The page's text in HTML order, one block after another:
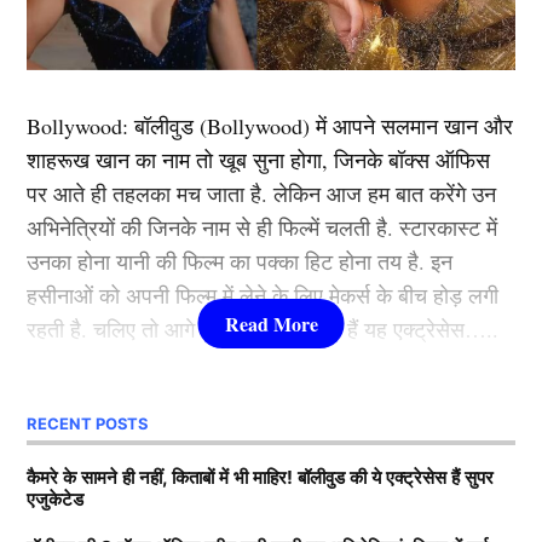
था। माना जा रहा था कि इस पारी के आधार पर ईशान को
बांग्लादेश के खिलाफ घरेलू टेस्ट सीरीज के लिए टीम इंडिया में
अली का कहना है कि ईशान के लिए ऑस्ट्रेलिया के बॉर्डर-
गावस्कर ट्रॉफी और चैंपियंस ट्रॉफी 2025 तक वापसी करना
संभव नहीं है। ऐसे में उन्हें आईपीएल पर अपना ध्यान केन्द्रित
करना चाहिए।
यह भी पढ़ें : केएल राहुल ने लखनऊ टीम का छोड़ा साlथ! IPL
2025 में इस फ्रेंचाइजी में होंगे शामिल, मिला खास ऑफर
Bollywood:बॉलीवुड (Bollywood)में आपने सलमान खान और
शाहरूख खान का नाम तो खूब सुना होगा, जिनके बॉक्स ऑफिस
पर आते ही तहलका मच जाता है. लेकिन आज हम बात करेंगे उन
अभिनेत्रियों की जिनके नाम से ही फिल्में चलती है. स्टारकास्ट में
उनका होना यानी की फिल्म का पक्का हिट होना तय है. इन
हसीनाओं को अपनी फिल्म में लेने के लिए मेकर्स के बीच होड़ लगी
रहती है. चलिए तो आगे जानते हैं कौन-कौन हैं यह एक्ट्रेसेस…..
1.दीपिका पादुकोण ( Deepika
Padukone)
RECENT POSTS
कैमरे के सामने ही नहीं, किताबों में भी माहिर! बॉलीवुड की ये एक्ट्रेसेस हैं सुपर
एजुकेटेड